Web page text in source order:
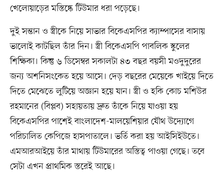
খেলোয়াড়ের মস্তিষ্কে টিউমার ধরা পড়েছে।
দুই সন্তান ও স্ত্রীকে নিয়ে সাভার বিকেএসপির ক্যাম্পাসের বাসায়
ভালোই কাটছিল তাঁর দিন। স্ত্রী বিকেএসপি পাবলিক স্কুলের
শিক্ষিকা। কিন্তু ৬ ডিসেম্বর সকালটা ৪৩ বছর বয়সী মওদুদুরের
জন্য অশনিসংকেত হয়ে আসে। দেড় বছরের মেয়েকে খাইয়ে দিতে
দিতে মেঝেতে লুটিয়ে অজ্ঞান হয়ে যান। স্ত্রী ও হকি কোচ মশিউর
রহমানের (বিপ্লব) সহায়তায় দ্রুত তাঁকে নিয়ে যাওয়া হয়
বিকেএসপির পাশেই বাংলাদেশ-মালয়েশিয়ার যৌথ উদ্যোগে
পরিচালিত কেপিজে হাসপাতালে। ভর্তি করা হয় আইসিইউতে।
এমআরআইয়ে তাঁর মাথায় টিউমারের অস্তিত্ব পাওয়া গেছে। তবে
সেটা এখন প্রাথমিক স্তরেই আছে।